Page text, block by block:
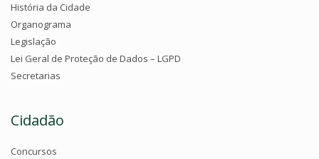
História da Cidade
Organograma
Legislação
Lei Geral de Proteção de Dados – LGPD
Secretarias
Cidadão
Concursos